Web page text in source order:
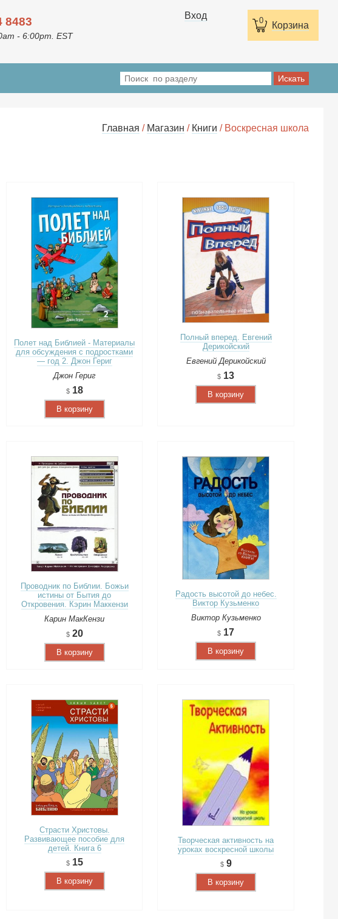
0 Корзина
8483
- 6:00pm. EST
Вход
Главная / Магазин / Книги / Воскресная школа
Полет над Библией - Материалы
для обсуждения с подростками
— год 2. Джон Гериг
Джон Гериг
18
В корзину
Полный вперед. Евгений
Дерикойский
Евгений Дерикойский
13
В корзину
Проводник по Библии. Божьи
истины от Бытия до
Откровения. Кэрин Маккензи
Карин МакКензи
20
В корзину
Радость высотой до небес.
Виктор Кузьменко
Виктор Кузьменко
17
В корзину
Страсти Христовы.
Развивающее пособие для
детей. Книга 6
15
В корзину
Творческая активность на
уроках воскресной школы
9
В корзину